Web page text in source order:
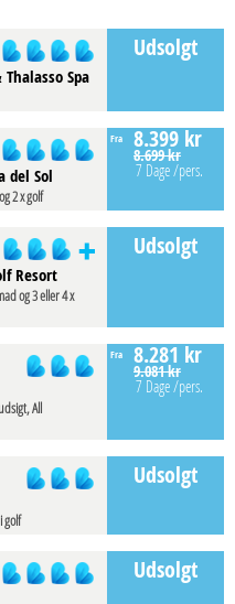
Udsolgt
Spa
Fra 8.399 kr
8.699 kr
7 Dage/pers.
del Sol
2 x golf
Udsolgt
Resort
og 3 eller 4 x
Fra 8.281 kr
9.081 kr
7 Dage/pers.
All
Udsolgt
golf
Udsolgt